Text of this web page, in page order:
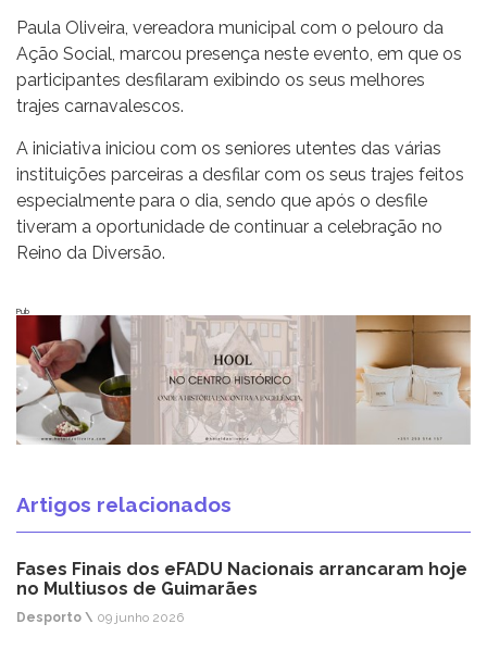
Paula Oliveira, vereadora municipal com o pelouro da
Ação Social, marcou presença neste evento, em que os
participantes desfilaram exibindo os seus melhores
trajes carnavalescos.
A iniciativa iniciou com os seniores utentes das várias
instituições parceiras a desfilar com os seus trajes feitos
especialmente para o dia, sendo que após o desfile
tiveram a oportunidade de continuar a celebração no
Reino da Diversão.
Pub
Artigos relacionados
Fases Finais dos eFADU Nacionais arrancaram hoje
no Multiusos de Guimarães
Desporto \ 09 junho 2026